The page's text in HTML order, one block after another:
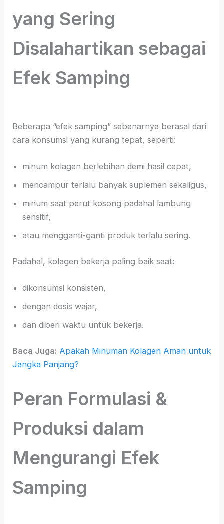
yang Sering
Disalahartikan sebagai
Efek Samping
Beberapa “efek samping” sebenarnya berasal dari
cara konsumsi yang kurang tepat, seperti:
minum kolagen berlebihan demi hasil cepat,
mencampur terlalu banyak suplemen sekaligus,
minum saat perut kosong padahal lambung
sensitif,
atau mengganti-ganti produk terlalu sering.
Padahal, kolagen bekerja paling baik saat:
dikonsumsi konsisten,
dengan dosis wajar,
dan diberi waktu untuk bekerja.
Baca Juga: Apakah Minuman Kolagen Aman untuk
Jangka Panjang?
Peran Formulasi &
Produksi dalam
Mengurangi Efek
Samping